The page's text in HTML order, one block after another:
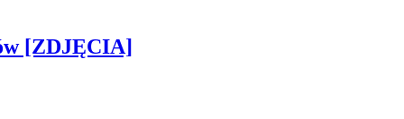
[ZDJĘCIA]